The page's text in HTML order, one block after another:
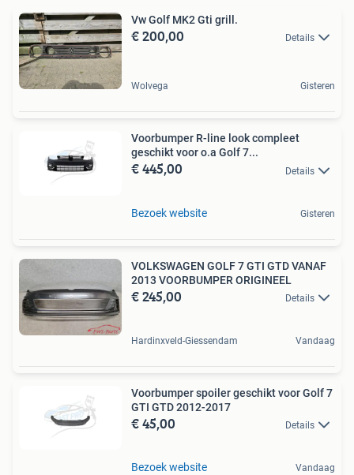
Vw Golf MK2 Gti grill.
€ 200,00 Details
Wolvega Gisteren
Voorbumper R-line look compleet
geschikt voor o.a Golf 7...
€ 445,00 Details
Bezoek website Gisteren
VOLKSWAGEN GOLF 7 GTI GTD VANAF
2013 VOORBUMPER ORIGINEEL
€ 245,00 Details
Hardinxveld-Giessendam Vandaag
Voorbumper spoiler geschikt voor Golf 7
GTI GTD 2012-2017
€ 45,00 Details
Bezoek website Vandaag